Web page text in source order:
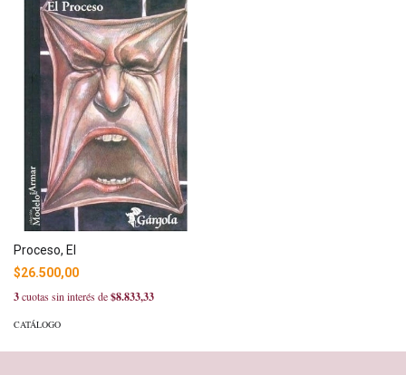
Proceso, El
$26.500,00
3cuotas sin interés de$8.833,33
CATÁLOGO